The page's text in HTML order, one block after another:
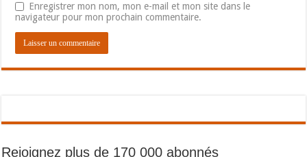
Enregistrer mon nom, mon e-mail et mon site dans le
navigateur pour mon prochain commentaire.
Rejoignez plus de 170 000 abonnés